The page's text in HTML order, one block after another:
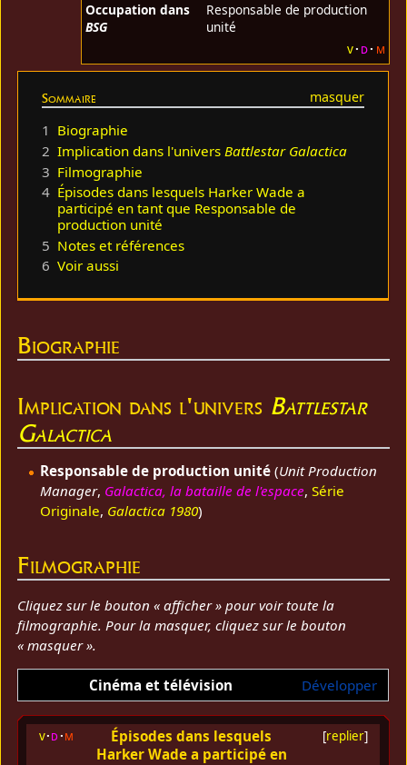
Occupation dans
BSG
Responsable de production
unité
v d m
Sommaire
1 Biographie
2 Implication dans l'univers Battlestar Galactica
3 Filmographie
4 Épisodes dans lesquels Harker Wade a
participé en tant que Responsable de
production unité
5 Notes et références
6 Voir aussi
Biographie
Implication dans l'univers Battlestar
Galactica
Responsable de production unité(Unit Production
Manager, Galactica, la bataille de l'espace, Série
Originale, Galactica 1980)
Filmographie
Cliquez sur le bouton « afficher » pour voir toute la
filmographie. Pour la masquer, cliquez sur le bouton
« masquer ».
Développer
Cinéma et télévision
[replier]
v d m
Épisodes dans lesquels
Harker Wade a participé en